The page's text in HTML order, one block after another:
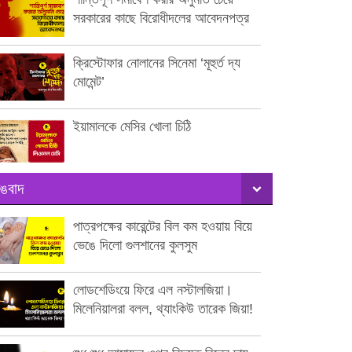
সরকারের কাছে বিরোধীদলের আবেদনপত্র
ক্রিস্টোফার নোলানের সিনেমা ‘মূহুর্ত দ্য
মোমেন্ট’
ইয়ামালকে মেসির খোলা চিঠি
পাত্রপক্ষের কারেন্টের বিল কম হওয়ায় বিয়ে
ভেঙে দিলো গুলশানের কুলসুম
লোডশেডিংয়ে ফিরে এল নস্টালজিয়া।
মিলেনিয়ালরা বলল, থ্যাংকিউ তারেক জিয়া!